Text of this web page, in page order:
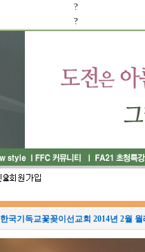
?
?
한국기독교꽃꽂이선교회 2014년 2월